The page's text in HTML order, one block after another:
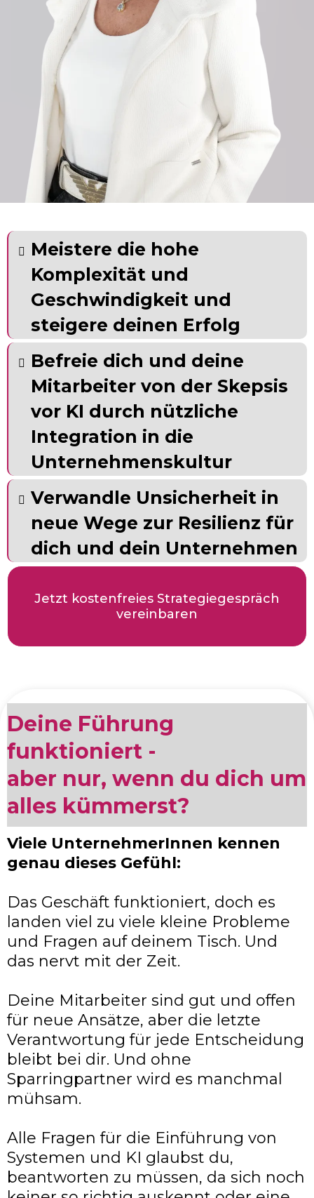
Meistere die hohe
Komplexität und
Geschwindigkeit und
steigere deinen Erfolg
Befreie dich und deine
Mitarbeiter von der Skepsis
vor KI durch nützliche
Integration in die
Unternehmenskultur
Verwandle Unsicherheit in
neue Wege zur Resilienz für
dich und dein Unternehmen
Jetzt kostenfreies Strategiegespräch
vereinbaren
Deine Führung
funktioniert -
aber nur, wenn du dich um
alles kümmerst?
Viele UnternehmerInnen kennen
genau dieses Gefühl:
Das Geschäft funktioniert, doch es
landen viel zu viele kleine Probleme
und Fragen auf deinem Tisch. Und
das nervt mit der Zeit.
Deine Mitarbeiter sind gut und offen
für neue Ansätze, aber die letzte
Verantwortung für jede Entscheidung
bleibt bei dir. Und ohne
Sparringpartner wird es manchmal
mühsam.
Alle Fragen für die Einführung von
Systemen und KI glaubst du,
beantworten zu müssen, da sich noch